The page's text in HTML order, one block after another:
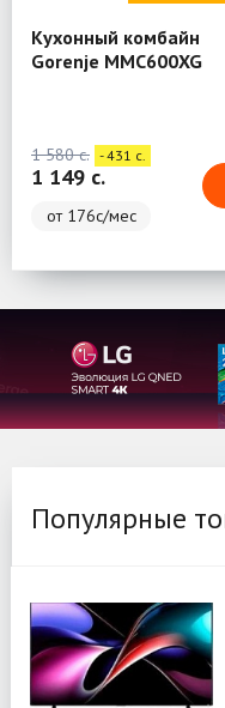
Кухонный комбайн
Gorenje MMC600XG
1 580 c. - 431 c.
1 149 c.
от 176с/мес
Популярные